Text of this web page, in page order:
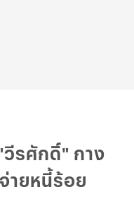
วีรศักดิ์" กาง
ายหนี้ร้อย